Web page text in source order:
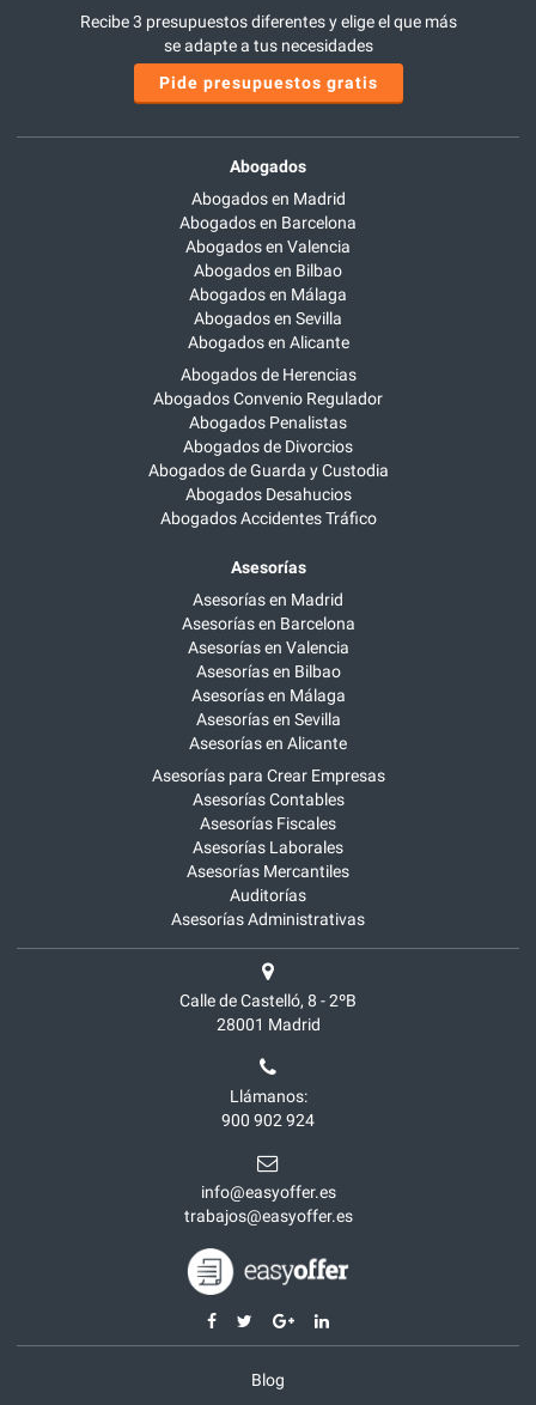
Recibe 3 presupuestos diferentes y elige el que más
se adapte a tus necesidades
Pide presupuestos gratis
Abogados
Abogados en Madrid
Abogados en Barcelona
Abogados en Valencia
Abogados en Bilbao
Abogados en Málaga
Abogados en Sevilla
Abogados en Alicante
Abogados de Herencias
Abogados Convenio Regulador
Abogados Penalistas
Abogados de Divorcios
Abogados de Guarda y Custodia
Abogados Desahucios
Abogados Accidentes Tráfico
Asesorías
Asesorías en Madrid
Asesorías en Barcelona
Asesorías en Valencia
Asesorías en Bilbao
Asesorías en Málaga
Asesorías en Sevilla
Asesorías en Alicante
Asesorías para Crear Empresas
Asesorías Contables
Asesorías Fiscales
Asesorías Laborales
Asesorías Mercantiles
Auditorías
Asesorías Administrativas
Calle de Castelló, 8 - 2ºB
28001 Madrid
Llámanos:
900 902 924
info@easyoffer.es
trabajos@easyoffer.es
Blog